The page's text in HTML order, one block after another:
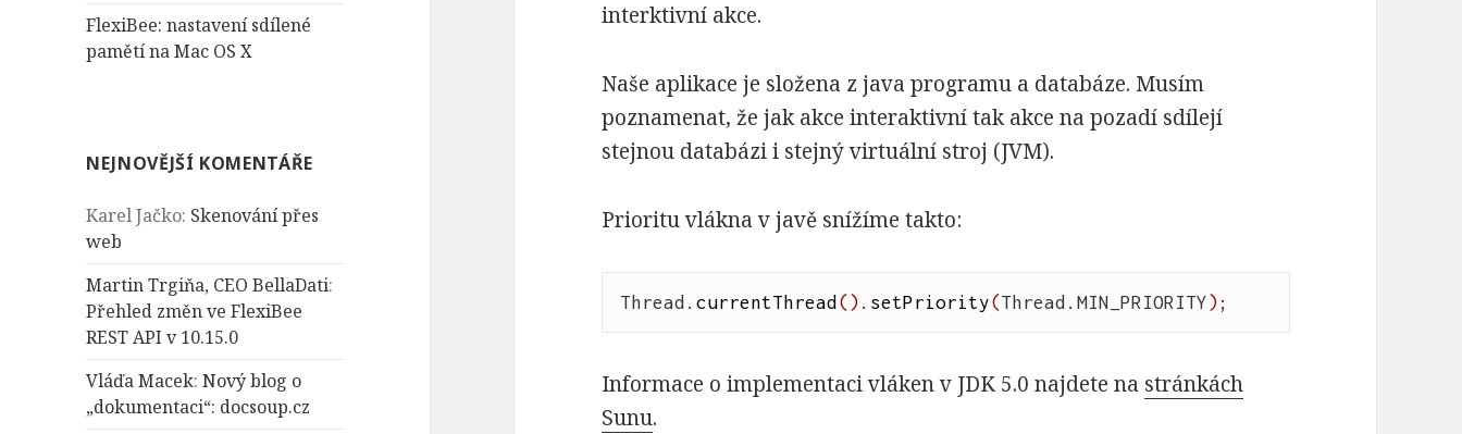
FlexiBee: nastavení sdílené
pamětí na Mac OS X
NEJNOVĚJŠÍ KOMENTÁŘE
Karel Jačko: Skenování přes
web
Martin Trgiňa, CEO BellaDati:
Přehled změn ve FlexiBee
REST API v 10.15.0
Vláďa Macek:Nový blog o
„dokumentaci“: docsoup.cz
interktivní akce.
Naše aplikace je složena z java programu a databáze. Musím
poznamenat, že jak akce interaktivní tak akce na pozadí sdílejí
stejnou databázi i stejný virtuální stroj (JVM).
Prioritu vlákna v javě snížíme takto:
Thread . currentThread ( ) . setPriority(Thread . MIN_PRIORITY ) ;
Informace o implementaci vláken v JDK 5.0 najdete na stránkách
Sunu.